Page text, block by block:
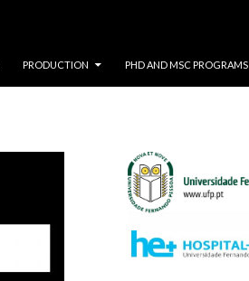
PRODUCTION PHD AND MSC PROGRAMS